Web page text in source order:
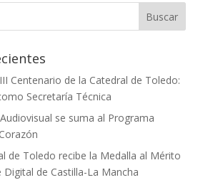
Centenario de la Catedral de Toledo:
Secretaría Técnica
se suma al Programa
de Toledo recibe la Medalla al Mérito
Digital de Castilla-La Mancha